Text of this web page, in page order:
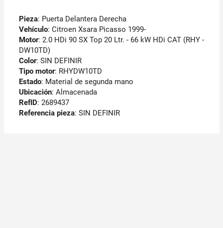
Pieza: Puerta Delantera Derecha
Vehículo: Citroen Xsara Picasso 1999-
Motor: 2.0 HDi 90 SX Top 20 Ltr. - 66 kW HDi CAT (RHY -
DW10TD)
Color: SIN DEFINIR
Tipo motor: RHYDW10TD
Estado: Material de segunda mano
Ubicación: Almacenada
RefID: 2689437
Referencia pieza: SIN DEFINIR